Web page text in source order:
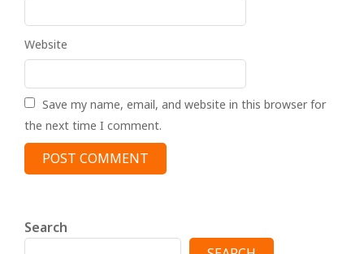
Website
Save my name, email, and website in this browser for
the next time I comment.
Search